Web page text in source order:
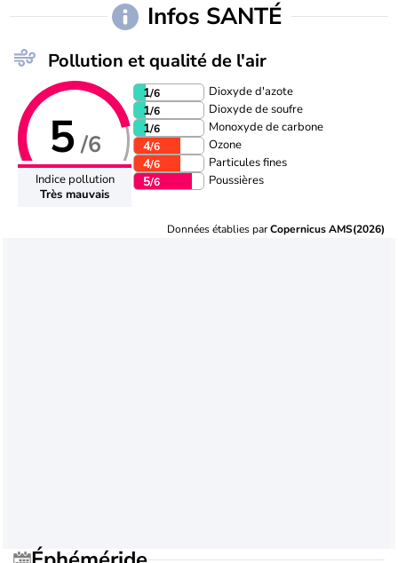
Infos SANTÉ
Pollution et qualité de l'air
5 /6
Indice pollution
Très mauvais
1/6 Dioxyde d'azote
1/6 Dioxyde de soufre
1/6 Monoxyde de carbone
4/6 Ozone
4/6 Particules fines
5/6 Poussières
Données établies parCopernicus AMS(2026)